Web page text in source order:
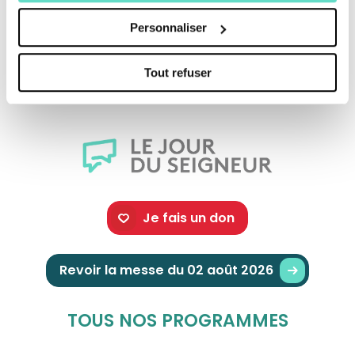
Personnaliser
Tout refuser
continue concrètement aujourd’hui à
s’incarner, à se répandre et à agir dans notre
monde.
Je fais un don
Revoir la messe du 02 août 2026
TOUS NOS PROGRAMMES